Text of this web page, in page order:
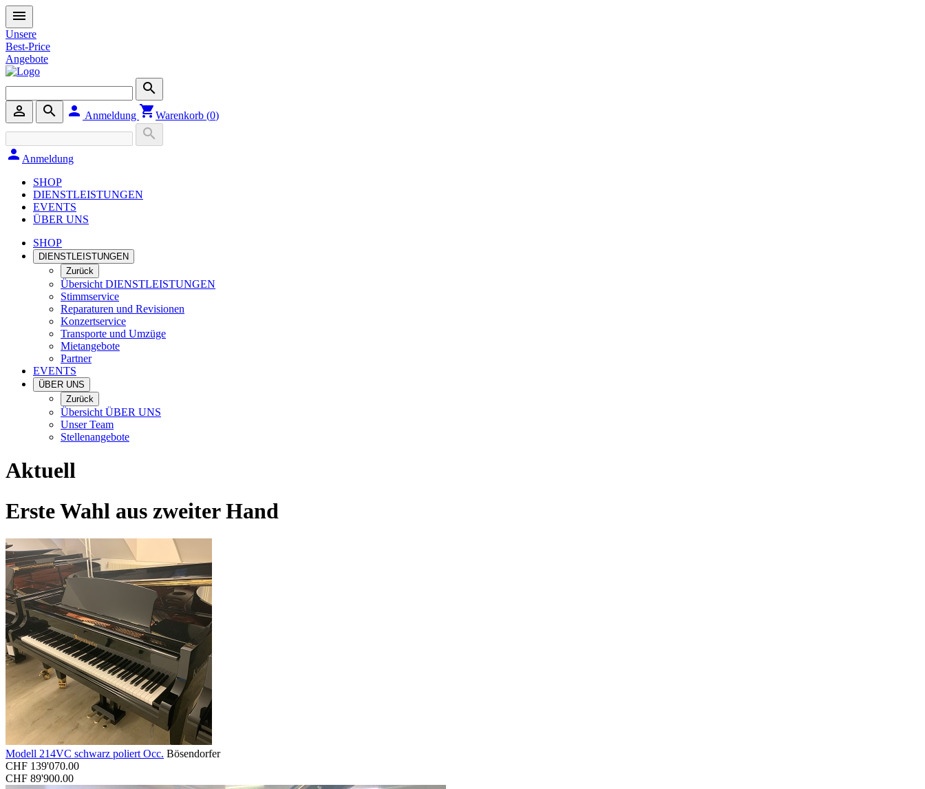
menu
Unsere
Best-Price
Angebote
search
person_outline
search person Anmeldung shopping_cartWarenkorb (0)
search
person Anmeldung
SHOP
DIENSTLEISTUNGEN
EVENTS
ÜBER UNS
SHOP
DIENSTLEISTUNGEN
Zurück
Übersicht DIENSTLEISTUNGEN
Stimmservice
Reparaturen und Revisionen
Konzertservice
Transporte und Umzüge
Mietangebote
Partner
EVENTS
ÜBER UNS
Zurück
Übersicht ÜBER UNS
Unser Team
Stellenangebote
Aktuell
Erste Wahl aus zweiter Hand
Modell 214VC schwarz poliert Occ. Bösendorfer
CHF 139'070.00
CHF 89'900.00